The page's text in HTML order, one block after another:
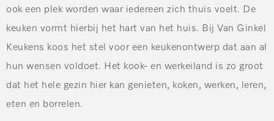
ook een plek worden waar iedereen zich thuis voelt. De
keuken vormt hierbij het hart van het huis. Bij Van Ginkel
Keukens koos het stel voor een keukenontwerp dat aan al
hun wensen voldoet. Het kook- en werkeiland is zo groot
dat het hele gezin hier kan genieten, koken, werken, leren,
eten en borrelen.